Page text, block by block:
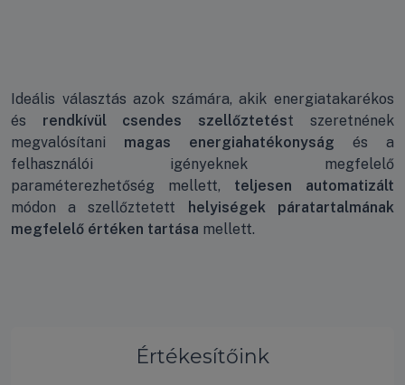
Értékesítőink
Ideális választás azok számára, akik energiatakarékos
és rendkívül csendes szellőztetést szeretnének
megvalósítani magas energiahatékonyság és a
felhasználói igényeknek megfelelő
paraméterezhetőség mellett, teljesen automatizált
módon a szellőztetett
helyiségek páratartalmának
megfelelő értéken tartása mellett.